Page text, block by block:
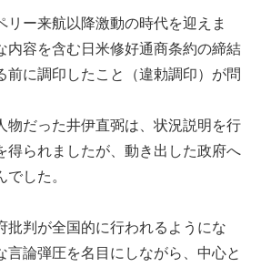
リー来航以降激動の時代を迎えま
内容を含む日米修好通商条約の締結
前に調印したこと（違勅調印）が問
物だった井伊直弼は、状況説明を行
得られましたが、動き出した政府へ
した。
批判が全国的に行われるようにな
言論弾圧を名目にしながら、中心と